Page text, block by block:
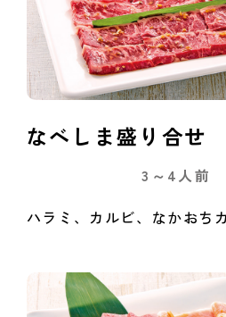
なべしま盛り合せ
3～4人前
ハラミ、カルビ、なかおち